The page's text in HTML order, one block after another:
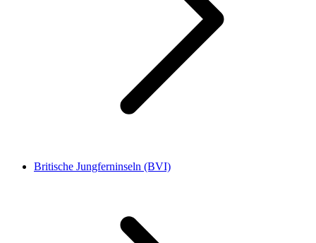
Britische Jungferninseln (BVI)